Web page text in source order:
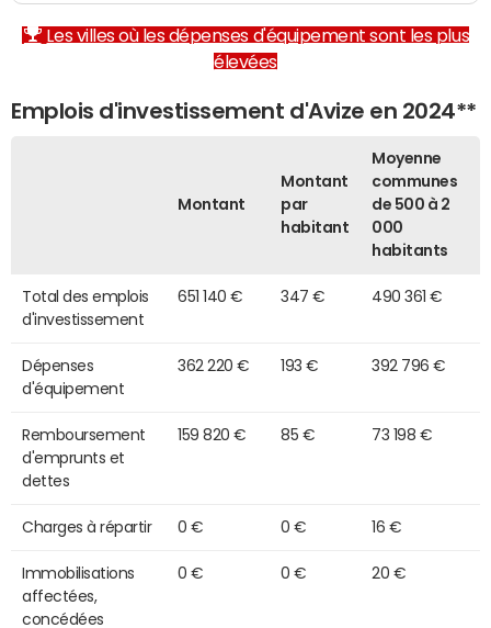
Les villes où les dépenses d'équipement sont les plus
élevées
Emplois d'investissement d'Avize en 2024**
Montant
Montant
par
habitant
Moyenne
communes
de 500 à 2
000
habitants
Total des emplois
d'investissement
651 140 € 347 € 490 361 €
Dépenses
d'équipement
362 220 € 193 € 392 796 €
Remboursement
d'emprunts et
dettes
159 820 € 85 € 73 198 €
Charges à répartir 0 € 0 € 16 €
Immobilisations
affectées,
concédées
0 € 0 € 20 €